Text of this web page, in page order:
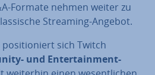
Formate nehmen weiter zu
Streaming-Angebot.
sich Twitch
und En­ter­tain­ment-